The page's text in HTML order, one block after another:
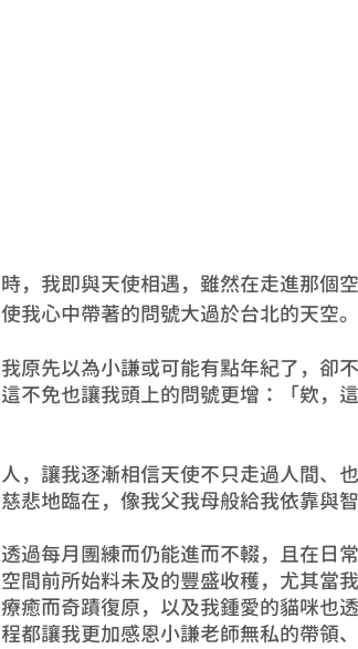
，我即與天使相遇，雖然在走進那個
我心中帶著的問號大過於台北的天空。
原先以為小謙或可能有點年紀了，卻
不免也讓我頭上的問號更增：「欸，
，讓我逐漸相信天使不只走過人間、
悲地臨在，像我父我母般給我依靠與智
過每月團練而仍能進而不輟，且在日
間前所始料未及的豐盛收穫，尤其當
癒而奇蹟復原，以及我鍾愛的貓咪也
都讓我更加感恩小謙老師無私的帶領